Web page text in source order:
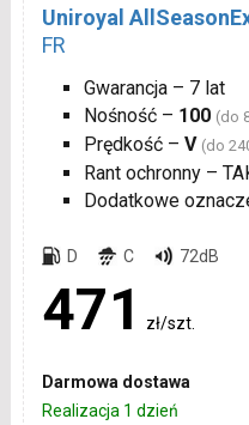
Uniroyal
FR
Gwarancja – 7 lat
Nośność – 100 (do
Prędkość – V (do
Rant ochronny –
Dodatkowe
D C 72dB
471 zł/szt.
Darmowa dostawa
Realizacja 1 dzień